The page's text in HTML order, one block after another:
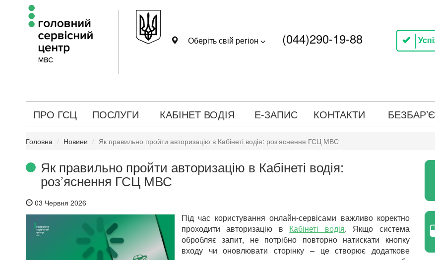
Оберіть свій регіон (044)290-19-88
ПРО ГСЦ ПОСЛУГИ КАБІНЕТ ВОДІЯ Е-ЗАПИС КОНТАКТИ
Головна Новини Як правильно пройти авторизацію в Кабінеті водія: роз’яснення ГСЦ МВС
Як правильно пройти авторизацію в Кабінеті водія:
роз’яснення ГСЦ МВС
03 Червня 2026
Під час користування онлайн-сервісами важливо коректно
проходити авторизацію в Кабінеті водія. Якщо система
обробляє запит, не потрібно повторно натискати кнопку
входу чи оновлювати сторінку – це створює додаткове